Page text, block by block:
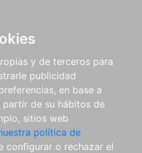
y de terceros para
publicidad
en base a
de su hábitos de
sitios web
política de
configurar o rechazar el